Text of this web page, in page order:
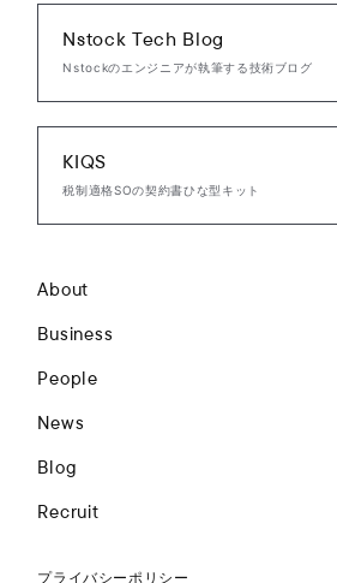
About
Business
People
News
Blog
Recruit
プライバシーポリシー
Nstock Tech Blog
Nstockのエンジニアが執筆する技術ブログ
KIQS
税制適格SOの契約書ひな型キット